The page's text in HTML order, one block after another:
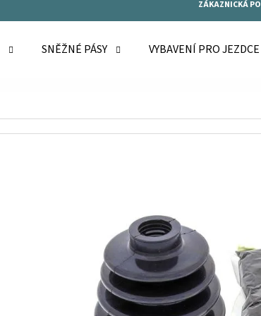
ZÁKAZNICKÁ
SNĚŽNÉ PÁSY VYBAVENÍ PRO JEZDCE